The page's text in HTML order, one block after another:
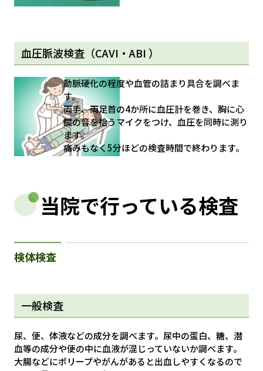
血圧脈波検査（CAVI・ABI ）
動脈硬化の程度や血管の詰まり具合を調べま
す。
両手、両足首の4か所に血圧計を巻き、胸に心
臓の音を拾うマイクをつけ、血圧を同時に測り
ます。
痛みもなく5分ほどの検査時間で終わります。
当院で行っている検査
検体検査
一般検査
尿、便、体液などの成分を調べます。尿中の蛋白、糖、潜
血等の成分や便の中に血液が混じっていないか調べます。
大腸などにポリープやがんがあると出血しやすくなるので